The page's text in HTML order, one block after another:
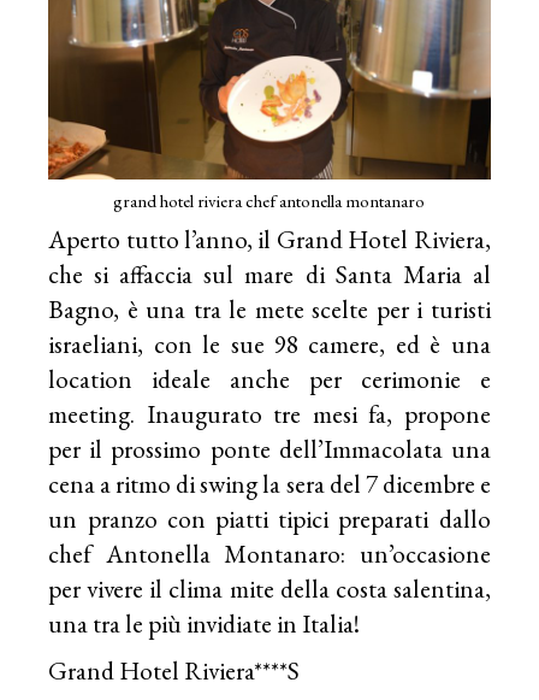
grand hotel riviera chef antonella montanaro
Aperto tutto l’anno, il Grand Hotel Riviera,
che si affaccia sul mare di Santa Maria al
Bagno, è una tra le mete scelte per i turisti
israeliani, con le sue 98 camere, ed è una
location ideale anche per cerimonie e
meeting. Inaugurato tre mesi fa, propone
per il prossimo ponte dell’Immacolata una
cena a ritmo di swing la sera del 7 dicembre e
un pranzo con piatti tipici preparati dallo
chef Antonella Montanaro: un’occasione
per vivere il clima mite della costa salentina,
una tra le più invidiate in Italia!
Grand Hotel Riviera****S